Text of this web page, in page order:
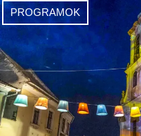
PROGRAMOK